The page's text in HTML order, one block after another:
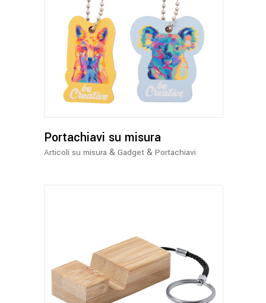
Portachiavi su misura
Articoli su misura & Gadget & Portachiavi